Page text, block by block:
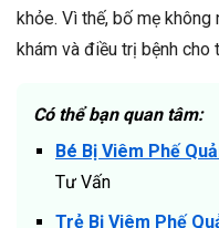
khỏe. Vì thế, bố mẹ
khám và điều trị bệnh cho
Có thể bạn quan tâm:
Bé Bị Viêm Phế
Tư Vấn
Trẻ Bị Viêm Phế